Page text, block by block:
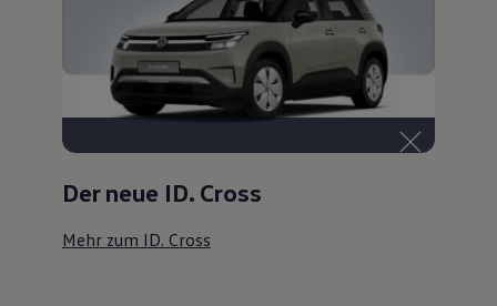
Der neue ID. Cross
Mehr zum ID. Cross